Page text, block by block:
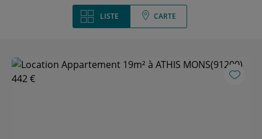
LISTE CARTE